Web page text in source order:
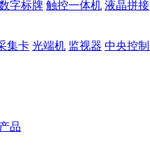
字标牌 触控一体机 液晶拼接
集卡 光端机 监视器 中央控
品